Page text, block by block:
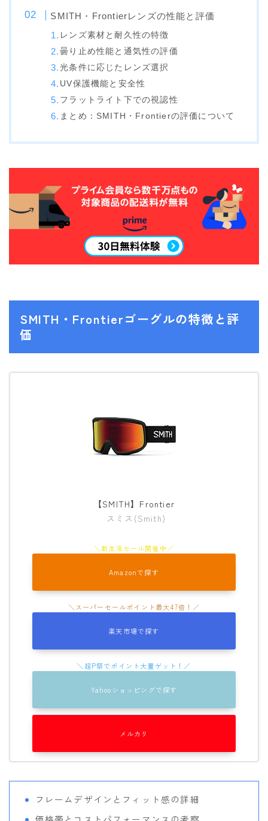
NORTHWAVE
RIDE
SALOMON
anon.
DICE
DRAGON
ELECTRIC
himassmania
AIRBLASTER
AA HARDWEAR
SALOMON
THE NORTH FACE
VOLCOM
SMITH・Frontierレンズの性能と評価
レンズ素材と耐久性の特徴
曇り止め性能と通気性の評価
光条件に応じたレンズ選択
UV保護機能と安全性
フラットライト下での視認性
まとめ：SMITH・Frontierの評価について
SMITH・Frontierゴーグルの特徴と評
価
【SMITH】Frontier
スミス(Smith)
Amazonで探す
楽天市場で探す
Yahooショッピングで探す
メルカリ
フレームデザインとフィット感の詳細